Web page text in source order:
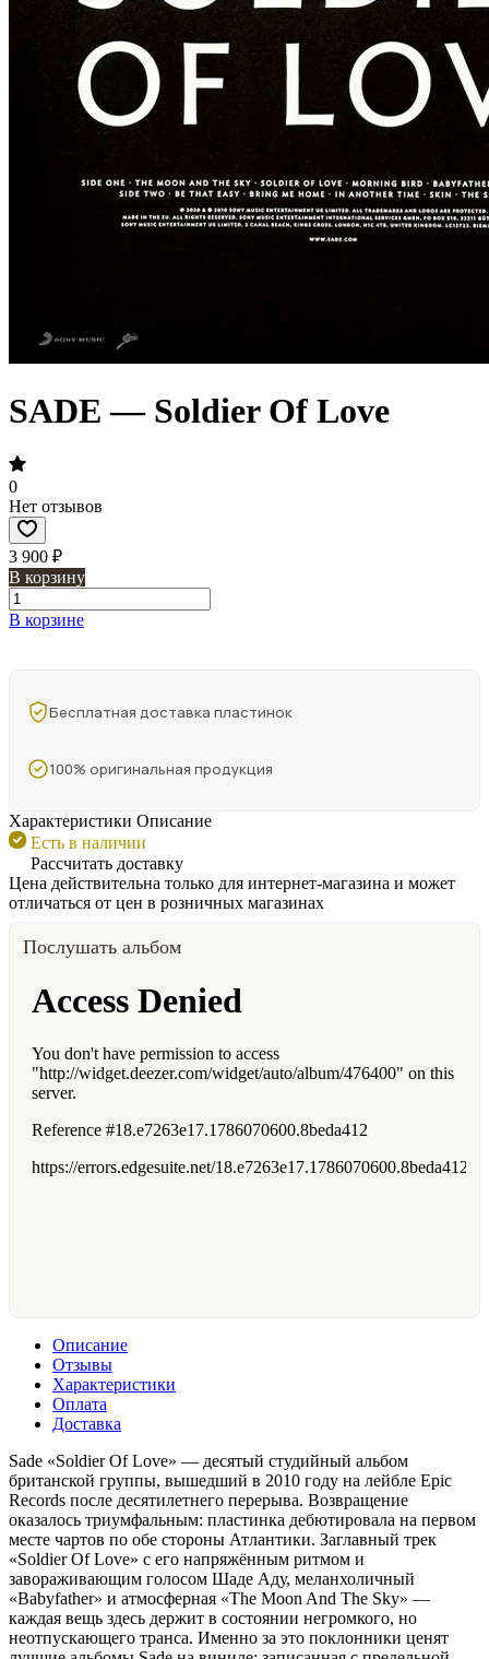
SADE — Soldier Of Love
0
Нет отзывов
3 900 ₽
В корзину
В корзине
Бесплатная доставка пластинок
100% оригинальная продукция
Характеристики Описание
Есть в наличии
Рассчитать доставку
Цена действительна только для интернет-магазина и может
отличаться от цен в розничных магазинах
Послушать альбом
Описание
Отзывы
Характеристики
Оплата
Доставка
Sade «Soldier Of Love» — десятый студийный альбом
британской группы, вышедший в 2010 году на лейбле Epic
Records после десятилетнего перерыва. Возвращение
оказалось триумфальным: пластинка дебютировала на первом
месте чартов по обе стороны Атлантики. Заглавный трек
«Soldier Of Love» с его напряжённым ритмом и
завораживающим голосом Шаде Аду, меланхоличный
«Babyfather» и атмосферная «The Moon And The Sky» —
каждая вещь здесь держит в состоянии негромкого, но
неотпускающего транса. Именно за это поклонники ценят